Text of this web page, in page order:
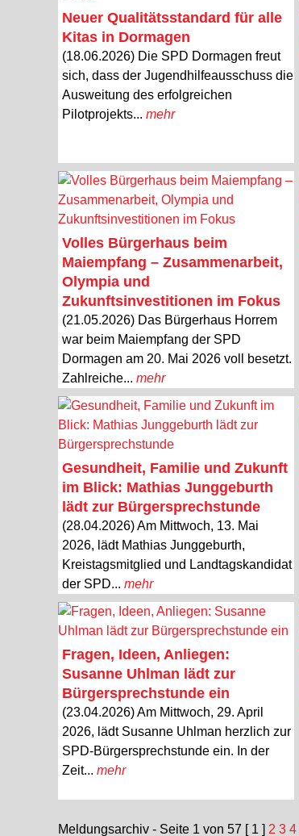
Neuer Qualitätsstandard für alle
Kitas in Dormagen
(18.06.2026) Die SPD Dormagen freut
sich, dass der Jugendhilfeausschuss die
Ausweitung des erfolgreichen
Pilotprojekts... mehr
Volles Bürgerhaus beim
Maiempfang – Zusammenarbeit,
Olympia und
Zukunftsinvestitionen im Fokus
(21.05.2026) Das Bürgerhaus Horrem
war beim Maiempfang der SPD
Dormagen am 20. Mai 2026 voll besetzt.
Zahlreiche... mehr
Gesundheit, Familie und Zukunft
im Blick: Mathias Junggeburth
lädt zur Bürgersprechstunde
(28.04.2026) Am Mittwoch, 13. Mai
2026, lädt Mathias Junggeburth,
Kreistagsmitglied und Landtagskandidat
der SPD... mehr
Fragen, Ideen, Anliegen:
Susanne Uhlman lädt zur
Bürgersprechstunde ein
(23.04.2026) Am Mittwoch, 29. April
2026, lädt Susanne Uhlman herzlich zur
SPD-Bürgersprechstunde ein. In der
Zeit... mehr
Meldungsarchiv - Seite 1 von 57 [ 1 ] 2 3 4